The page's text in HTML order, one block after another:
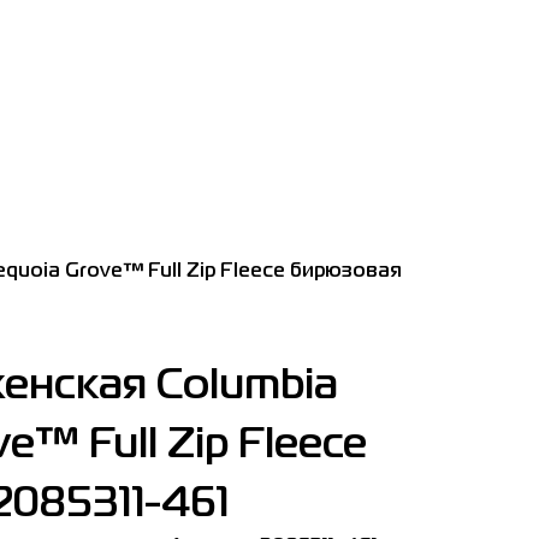
Grove™ Full Zip Fleece бирюзовая
Columbia
Full Zip Fleece
461